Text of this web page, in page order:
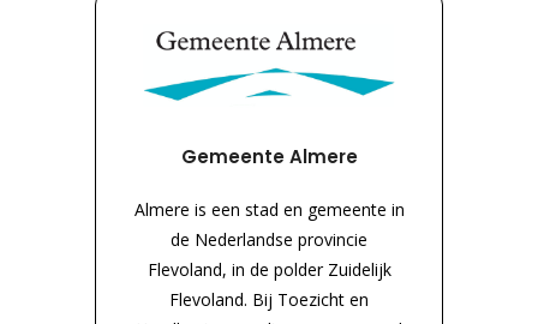
Gemeente Almere
Almere is een stad en gemeente in
de Nederlandse provincie
Flevoland, in de polder Zuidelijk
Flevoland. Bij Toezicht en